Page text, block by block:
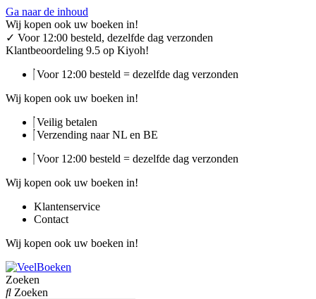
Ga naar de inhoud
Wij kopen ook uw boeken in!
✓ Voor 12:00 besteld, dezelfde dag verzonden
Klantbeoordeling 9.5 op Kiyoh!
Voor 12:00 besteld = dezelfde dag verzonden
Wij kopen ook uw boeken in!
Veilig betalen
Verzending naar NL en BE
Voor 12:00 besteld = dezelfde dag verzonden
Wij kopen ook uw boeken in!
Klantenservice
Contact
Wij kopen ook uw boeken in!
Zoeken
Zoeken